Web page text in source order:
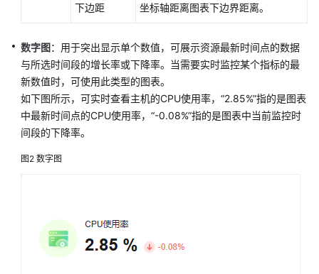
表
盘
监
控
AOM
表
述
下边距 坐标轴距离图表下边界距离。
数字图：用于突出显示单个数值，可展示资源最新时间点的数据
与所选时间段的增长率或下降率。当需要实时监控某个指标的最
新数值时，可使用此类型的图表。
如下图所示，可实时查看主机的CPU使用率，“2.85%”指的是图表
中最新时间点的CPU使用率，“-0.08%”指的是图表中当前监控时
间段的下降率。
图2 数字图